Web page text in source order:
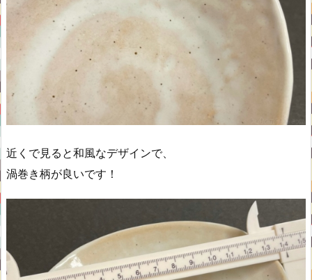
近くで見ると和風なデザインで、
渦巻き柄が良いです！